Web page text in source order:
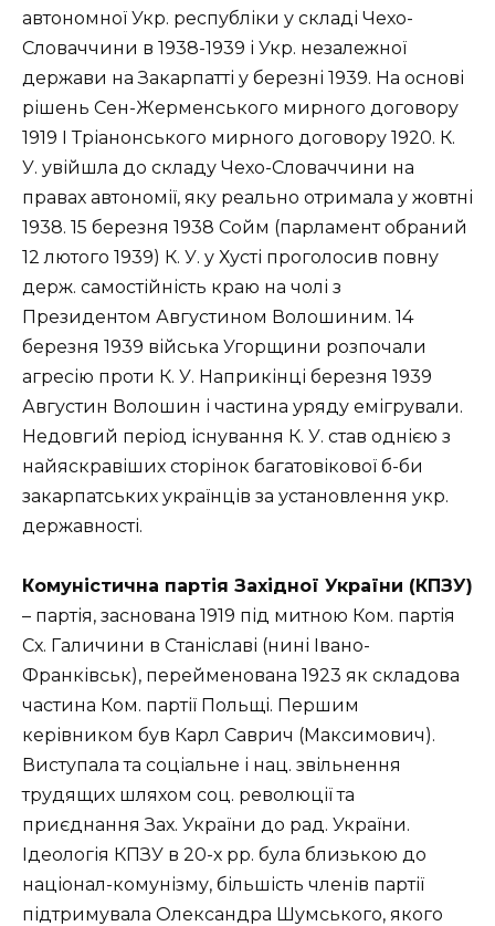
автономної Укр. республіки у складі Чехо-
Словаччини в 1938-1939 і Укр. незалежної
держави на Закарпатті у березні 1939. На основі
рішень Сен-Жерменського мирного договору
1919 І Тріанонського мирного договору 1920. К.
У. увійшла до складу Чехо-Словаччини на
правах автономії, яку реально отримала у жовтні
1938. 15 березня 1938 Сойм (парламент обраний
12 лютого 1939) К. У. у Хусті проголосив повну
держ. самостійність краю на чолі з
Президентом Августином Волошиним. 14
березня 1939 війська Угорщини розпочали
агресію проти К. У. Наприкінці березня 1939
Августин Волошин і частина уряду емігрували.
Недовгий період існування К. У. став однією з
найяскравіших сторінок багатовікової б-би
закарпатських українців за установлення укр.
державності.
Комуністична партія Західної України (КПЗУ)
– партія, заснована 1919 під митною Ком. партія
Сх. Галичини в Станіславі (нині Івано-
Франківськ), перейменована 1923 як складова
частина Ком. партії Польщі. Першим
керівником був Карл Саврич (Максимович).
Виступала та соціальне і нац. звільнення
трудящих шляхом соц. революції та
приєднання Зах. України до рад. України.
Ідеологія КПЗУ в 20-х рр. була близькою до
націонал-комунізму, більшість членів партії
підтримувала Олександра Шумського, якого